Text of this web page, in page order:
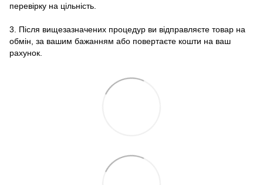
перевірку на цільність.
3. Після вищезазначених процедур ви відправляєте товар на
обмін, за вашим бажанням або повертаєте кошти на ваш
рахунок.